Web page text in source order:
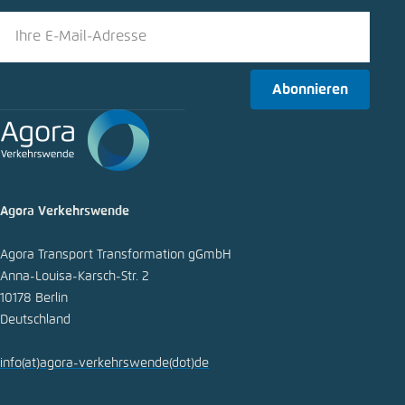
LinkedIn
In die Zwischenablage kopieren
E-Mail
Abonnieren
Agora Verkehrswende
Agora Transport Transformation gGmbH
Anna-Louisa-Karsch-Str. 2
10178 Berlin
Deutschland
info(at)agora-verkehrswende(dot)de